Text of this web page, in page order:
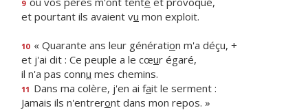
9
et pourtant ils avaient vu mon exploit.
10 « Quarante ans leur génération m'a déçu, +
et j'ai dit : Ce peuple a le cœur égaré,
il n'a pas connu mes chemins.
11 Dans ma colère, j'en ai fait le serment :
Jamais ils n'entreront dans mon repos. »